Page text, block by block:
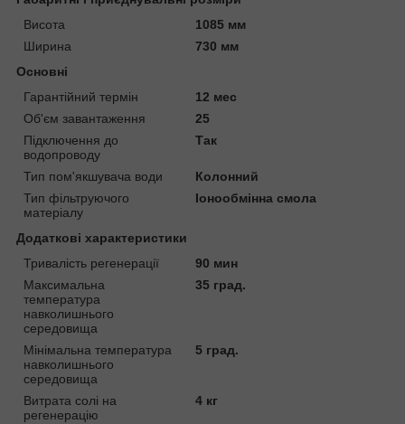
Висота
1085 мм
Ширина
730 мм
Основні
Гарантійний термін
12 мес
Об'єм завантаження
25
Підключення до
водопроводу
Так
Тип пом'якшувача води
Колонний
Тип фільтруючого
матеріалу
Іонообмінна смола
Додаткові характеристики
Тривалість регенерації
90 мин
Максимальна
температура
навколишнього
середовища
35 град.
Мінімальна температура
навколишнього
середовища
5 град.
Витрата солі на
регенерацію
4 кг